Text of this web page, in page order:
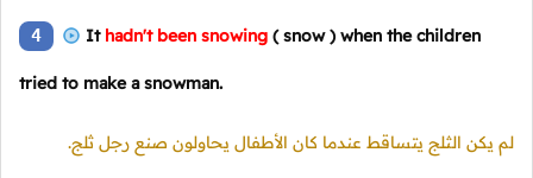
4 It hadn't been snowing ( snow ) when the children
tried to make a snowman.
لم يكن الثلج يتساقط عندما كان الأطفال يحاولون صنع رجل ثلج.